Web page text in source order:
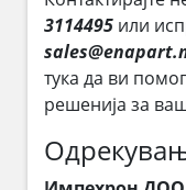
3114495 или
тука да ви
решенија за